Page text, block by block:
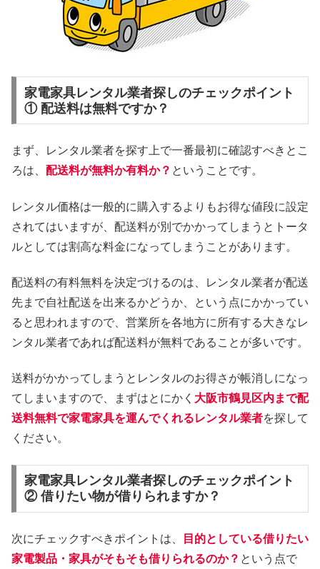
家電家具レンタル業者探しのチェックポイント
① 配送料は無料ですか？
まず、レンタル業者を探す上で一番最初に確認すべきとこ
ろは、 配送料が無料か有料か？ ということです。
レンタル価格は一般的に購入するよりもお得な値段に設定
されてはいますが、配送料が別でかかってしまうとトータ
ルとしては割高な料金になってしまうことがあります。
配送料の有料無料を決定づけるのは、レンタル業者が配送
先まで自社配送を出来るかどうか、という点にかかってい
ると思われますので、営業所を各地方に所有する大きなレ
ンタル業者であれば配送料が無料であることが多いです。
送料がかかってしまうとレンタルのお得さが帳消しになっ
てしまいますので、まずはとにかく 大阪市鶴見区内まで配
送料無料で家電家具を運んでくれるレンタル業者を探して
ください。
家電家具レンタル業者探しのチェックポイント
② 借りたい物が借りられますか？
次にチェックすべきポイントは、
目的としている借りたい
家電製品・家具がそもそも借りられるのか？ という点で